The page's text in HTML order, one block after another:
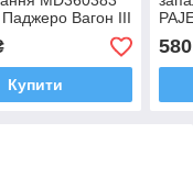
Паджеро Вагон III
Купити
3.
580